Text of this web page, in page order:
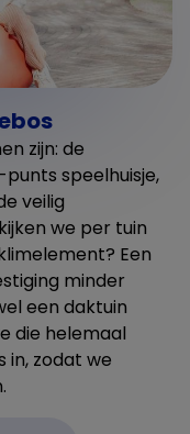
zijn: de
speelhuisje,
veilig
we per tuin
Een
minder
een daktuin
die helemaal
in, zodat we